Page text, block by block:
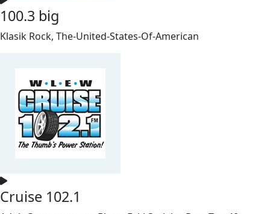
100.3 big
Klasik Rock, The-United-States-Of-American
Cruise 102.1